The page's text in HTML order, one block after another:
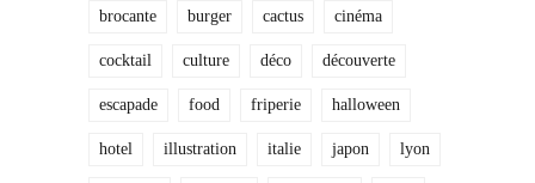
brocante burger cactus cinéma
cocktail culture déco découverte
escapade food friperie halloween
hotel illustration italie japon lyon